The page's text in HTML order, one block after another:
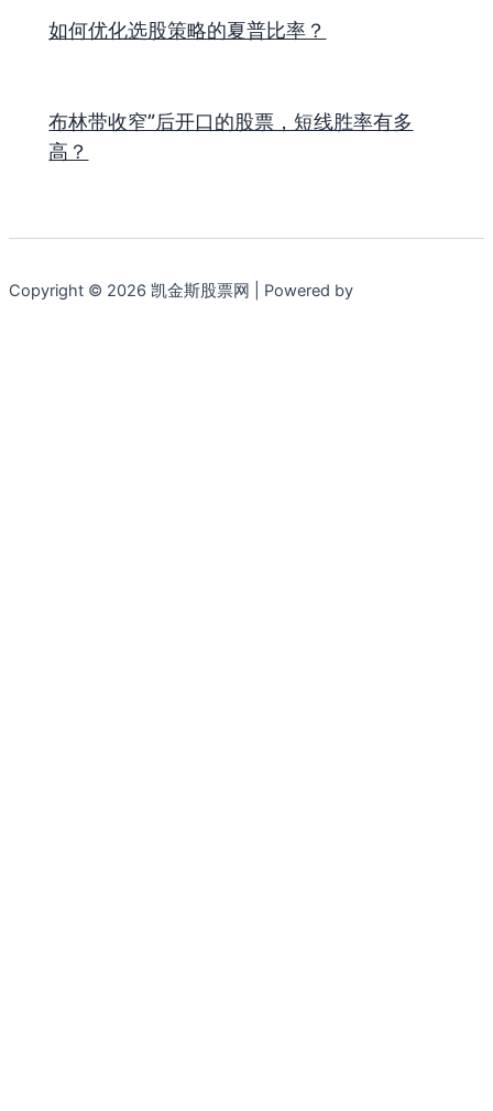
如何优化选股策略的夏普比率？
布林带收窄”后开口的股票，短线胜率有多
高？
Copyright © 2026 凯金斯股票网 | Powered by